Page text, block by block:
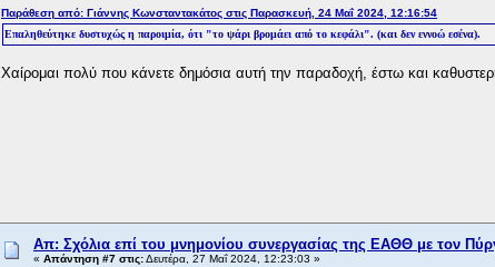
Παράθεση από: Γιάννης Κωνσταντακάτος στις Παρασκευή, 24 Μαΐ 2024, 12:16:54
Επαληθεύτηκε δυστυχώς η παροιμία, ότι "το ψάρι βρομάει από το κεφάλι". (και δεν εννοώ εσένα).
Χαίρομαι πολύ που κάνετε δημόσια αυτή την παραδοχή, έστω και
Απ: Σχόλια επί του μνημονίου συνεργασίας της ΕΑΘΘ με τον
« Απάντηση #7 στις:Δευτέρα, 27 Μαΐ 2024, 12:23:03 »